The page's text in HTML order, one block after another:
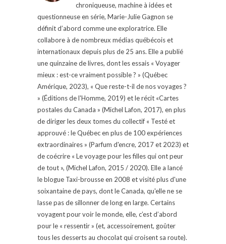
chroniqueuse, machine à idées et
questionneuse en série, Marie-Julie Gagnon se
définit d’abord comme une exploratrice. Elle
collabore à de nombreux médias québécois et
internationaux depuis plus de 25 ans. Elle a publié
une quinzaine de livres, dont les essais « Voyager
mieux : est-ce vraiment possible ? » (Québec
Amérique, 2023), « Que reste-t-il de nos voyages ?
» (Éditions de l'Homme, 2019) et le récit «Cartes
postales du Canada » (Michel Lafon, 2017), en plus
de diriger les deux tomes du collectif « Testé et
approuvé : le Québec en plus de 100 expériences
extraordinaires » (Parfum d'encre, 2017 et 2023) et
de coécrire « Le voyage pour les filles qui ont peur
de tout », (Michel Lafon, 2015 / 2020). Elle a lancé
le blogue Taxi-brousse en 2008 et visité plus d'une
soixantaine de pays, dont le Canada, qu'elle ne se
lasse pas de sillonner de long en large. Certains
voyagent pour voir le monde, elle, c’est d’abord
pour le « ressentir » (et, accessoirement, goûter
tous les desserts au chocolat qui croisent sa route).